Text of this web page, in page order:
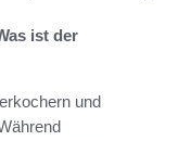
ist der
und